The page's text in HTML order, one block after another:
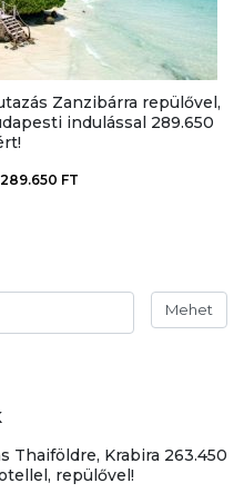
Zanzibárra repülővel,
indulással 289.650
289.650 FT
Mehet
Thaiföldre, Krabira 263.450
repülővel!